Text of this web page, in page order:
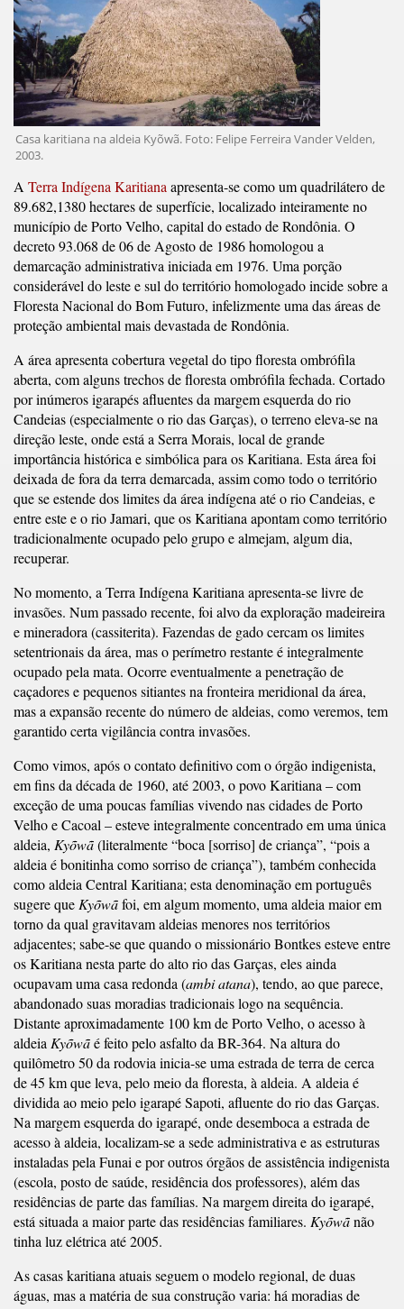
Casa karitiana na aldeia Kyõwã. Foto: Felipe Ferreira Vander Velden,
2003.
A Terra Indígena Karitiana apresenta-se como um quadrilátero de
89.682,1380 hectares de superfície, localizado inteiramente no
município de Porto Velho, capital do estado de Rondônia. O
decreto 93.068 de 06 de Agosto de 1986 homologou a
demarcação administrativa iniciada em 1976. Uma porção
considerável do leste e sul do território homologado incide sobre a
Floresta Nacional do Bom Futuro, infelizmente uma das áreas de
proteção ambiental mais devastada de Rondônia.
A área apresenta cobertura vegetal do tipo floresta ombrófila
aberta, com alguns trechos de floresta ombrófila fechada. Cortado
por inúmeros igarapés afluentes da margem esquerda do rio
Candeias (especialmente o rio das Garças), o terreno eleva-se na
direção leste, onde está a Serra Morais, local de grande
importância histórica e simbólica para os Karitiana. Esta área foi
deixada de fora da terra demarcada, assim como todo o território
que se estende dos limites da área indígena até o rio Candeias, e
entre este e o rio Jamari, que os Karitiana apontam como território
tradicionalmente ocupado pelo grupo e almejam, algum dia,
recuperar.
No momento, a Terra Indígena Karitiana apresenta-se livre de
invasões. Num passado recente, foi alvo da exploração madeireira
e mineradora (cassiterita). Fazendas de gado cercam os limites
setentrionais da área, mas o perímetro restante é integralmente
ocupado pela mata. Ocorre eventualmente a penetração de
caçadores e pequenos sitiantes na fronteira meridional da área,
mas a expansão recente do número de aldeias, como veremos, tem
garantido certa vigilância contra invasões.
Como vimos, após o contato definitivo com o órgão indigenista,
em fins da década de 1960, até 2003, o povo Karitiana – com
exceção de uma poucas famílias vivendo nas cidades de Porto
Velho e Cacoal – esteve integralmente concentrado em uma única
aldeia, Kyõwã(literalmente “boca [sorriso] de criança”, “pois a
aldeia é bonitinha como sorriso de criança”), também conhecida
como aldeia Central Karitiana; esta denominação em português
sugere que Kyõwãfoi, em algum momento, uma aldeia maior em
torno da qual gravitavam aldeias menores nos territórios
adjacentes; sabe-se que quando o missionário Bontkes esteve entre
os Karitiana nesta parte do alto rio das Garças, eles ainda
ocupavam uma casa redonda (ambi atana), tendo, ao que parece,
abandonado suas moradias tradicionais logo na sequência.
Distante aproximadamente 100 km de Porto Velho, o acesso à
aldeia Kyõwãé feito pelo asfalto da BR-364. Na altura do
quilômetro 50 da rodovia inicia-se uma estrada de terra de cerca
de 45 km que leva, pelo meio da floresta, à aldeia. A aldeia é
dividida ao meio pelo igarapé Sapoti, afluente do rio das Garças.
Na margem esquerda do igarapé, onde desemboca a estrada de
acesso à aldeia, localizam-se a sede administrativa e as estruturas
instaladas pela Funai e por outros órgãos de assistência indigenista
(escola, posto de saúde, residência dos professores), além das
residências de parte das famílias. Na margem direita do igarapé,
está situada a maior parte das residências familiares. Kyõwãnão
tinha luz elétrica até 2005.
As casas karitiana atuais seguem o modelo regional, de duas
águas, mas a matéria de sua construção varia: há moradias de